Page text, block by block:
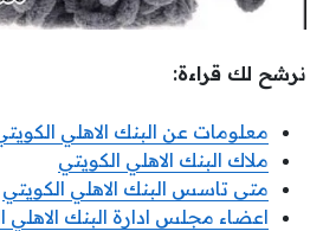
نرشح لك قراءة:
معلومات عن البنك الاهلي
ملاك البنك الاهلي الكويتي
متى تاسس البنك الاهلي الكويتي
اعضاء مجلس ادارة البنك الاهلي